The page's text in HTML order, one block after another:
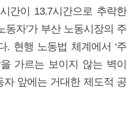
간이 13.7시간으로 추락한
동자’가 부산 노동시장의 주
. 현행 노동법 체계에서 ‘주
가르는 보이지 않는 벽이
앞에는 거대한 제도적 공